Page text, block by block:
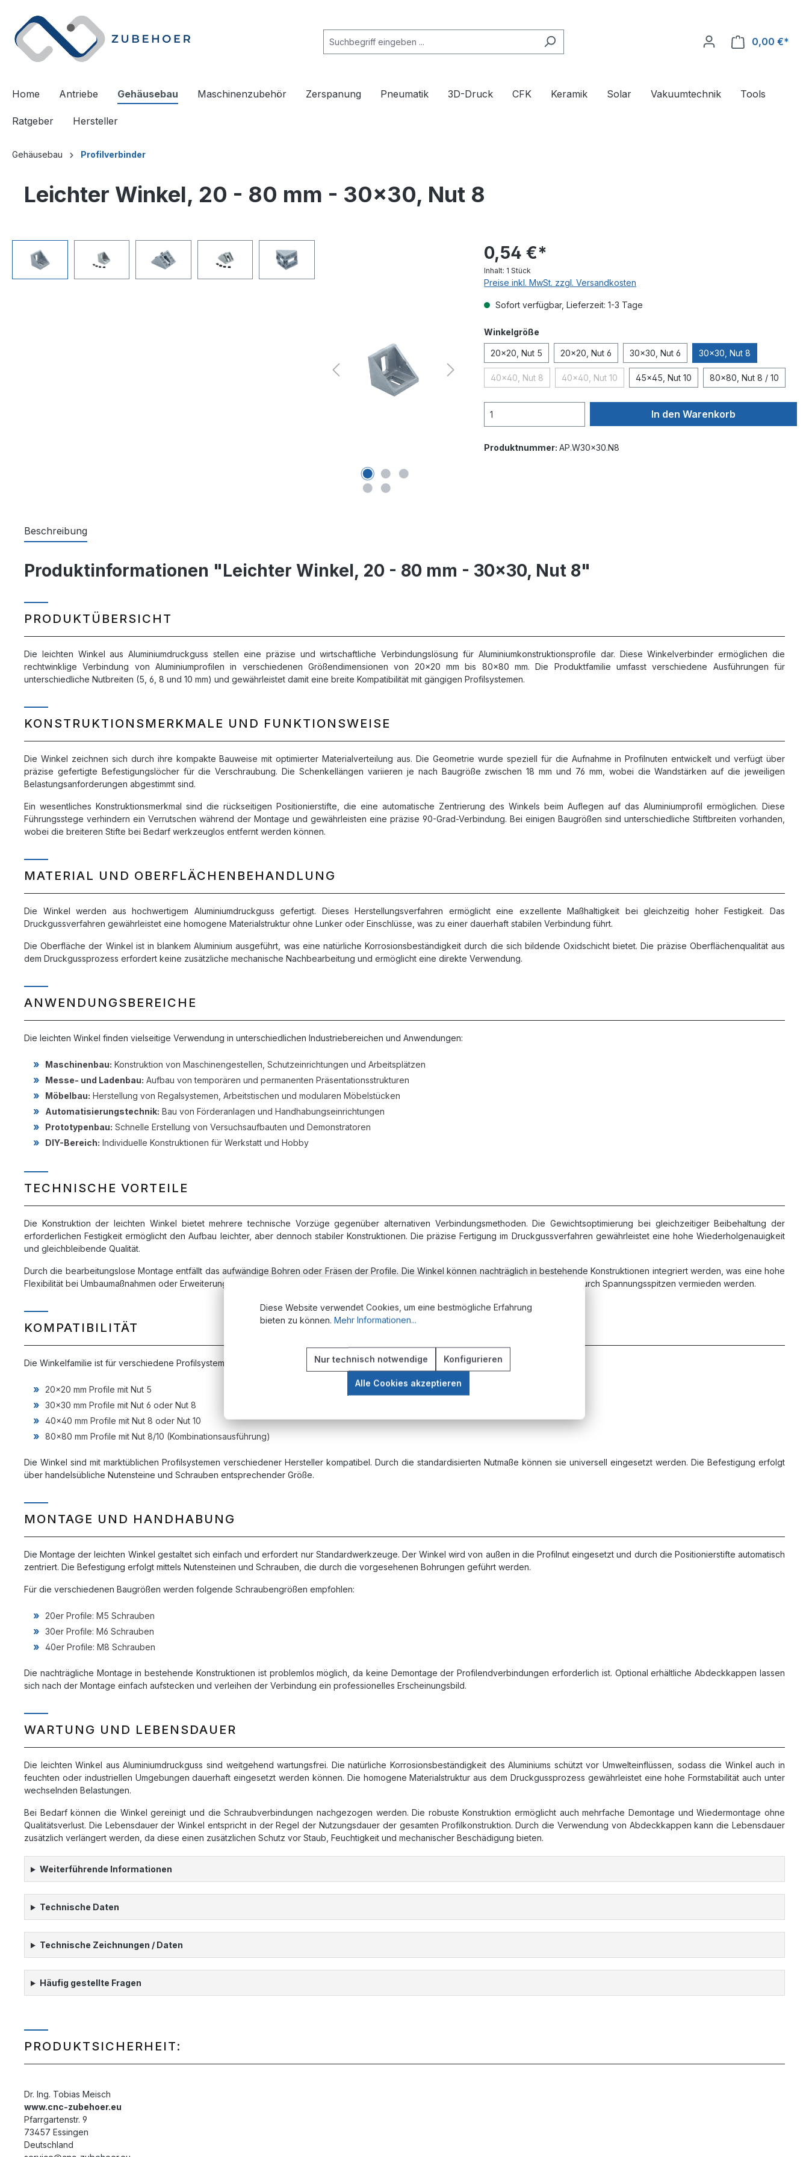
0,00 €*
Home Antriebe Gehäusebau Maschinenzubehör Zerspanung Pneumatik 3D-Druck CFK Keramik Solar Vakuumtechnik Tools
Ratgeber Hersteller
Gehäusebau Profilverbinder
Leichter Winkel, 20 - 80 mm - 30x30, Nut 8
0,54 €*
Inhalt: 1 Stück
Preise inkl. MwSt. zzgl. Versandkosten
Sofort verfügbar, Lieferzeit: 1-3 Tage
Winkelgröße
20x20, Nut 5 20x20, Nut 6 30x30, Nut 6 30x30, Nut 8
40x40, Nut 8(Diese Option ist zurzeit nicht verfügbar.)
40x40, Nut 10(Diese Option ist zurzeit nicht verfügbar.)
45x45, Nut 10 80x80, Nut 8 / 10
In den Warenkorb
Produktnummer: AP.W30x30.N8
Beschreibung
Produktinformationen "Leichter Winkel, 20 - 80 mm - 30x30, Nut 8"
PRODUKTÜBERSICHT
Die leichten Winkel aus Aluminiumdruckguss stellen eine präzise und wirtschaftliche Verbindungslösung für Aluminiumkonstruktionsprofile dar. Diese Winkelverbinder ermöglichen die
rechtwinklige Verbindung von Aluminiumprofilen in verschiedenen Größendimensionen von 20x20 mm bis 80x80 mm. Die Produktfamilie umfasst verschiedene Ausführungen für
unterschiedliche Nutbreiten (5, 6, 8 und 10 mm) und gewährleistet damit eine breite Kompatibilität mit gängigen Profilsystemen.
KONSTRUKTIONSMERKMALE UND FUNKTIONSWEISE
Die Winkel zeichnen sich durch ihre kompakte Bauweise mit optimierter Materialverteilung aus. Die Geometrie wurde speziell für die Aufnahme in Profilnuten entwickelt und verfügt über
präzise gefertigte Befestigungslöcher für die Verschraubung. Die Schenkellängen variieren je nach Baugröße zwischen 18 mm und 76 mm, wobei die Wandstärken auf die jeweiligen
Belastungsanforderungen abgestimmt sind.
Ein wesentliches Konstruktionsmerkmal sind die rückseitigen Positionierstifte, die eine automatische Zentrierung des Winkels beim Auflegen auf das Aluminiumprofil ermöglichen. Diese
Führungsstege verhindern ein Verrutschen während der Montage und gewährleisten eine präzise 90-Grad-Verbindung. Bei einigen Baugrößen sind unterschiedliche Stiftbreiten vorhanden,
wobei die breiteren Stifte bei Bedarf werkzeuglos entfernt werden können.
MATERIAL UND OBERFLÄCHENBEHANDLUNG
Die Winkel werden aus hochwertigem Aluminiumdruckguss gefertigt. Dieses Herstellungsverfahren ermöglicht eine exzellente Maßhaltigkeit bei gleichzeitig hoher Festigkeit. Das
Druckgussverfahren gewährleistet eine homogene Materialstruktur ohne Lunker oder Einschlüsse, was zu einer dauerhaft stabilen Verbindung führt.
Die Oberfläche der Winkel ist in blankem Aluminium ausgeführt, was eine natürliche Korrosionsbeständigkeit durch die sich bildende Oxidschicht bietet. Die präzise Oberflächenqualität aus
dem Druckgussprozess erfordert keine zusätzliche mechanische Nachbearbeitung und ermöglicht eine direkte Verwendung.
ANWENDUNGSBEREICHE
Die leichten Winkel finden vielseitige Verwendung in unterschiedlichen Industriebereichen und Anwendungen:
Maschinenbau: Konstruktion von Maschinengestellen, Schutzeinrichtungen und Arbeitsplätzen
Messe- und Ladenbau: Aufbau von temporären und permanenten Präsentationsstrukturen
Möbelbau: Herstellung von Regalsystemen, Arbeitstischen und modularen Möbelstücken
Automatisierungstechnik: Bau von Förderanlagen und Handhabungseinrichtungen
Prototypenbau: Schnelle Erstellung von Versuchsaufbauten und Demonstratoren
DIY-Bereich: Individuelle Konstruktionen für Werkstatt und Hobby
TECHNISCHE VORTEILE
Die Konstruktion der leichten Winkel bietet mehrere technische Vorzüge gegenüber alternativen Verbindungsmethoden. Die Gewichtsoptimierung bei gleichzeitiger Beibehaltung der
erforderlichen Festigkeit ermöglicht den Aufbau leichter, aber dennoch stabiler Konstruktionen. Die präzise Fertigung im Druckgussverfahren gewährleistet eine hohe Wiederholgenauigkeit
und gleichbleibende Qualität.
Durch die bearbeitungslose Montage entfällt das aufwändige Bohren oder Fräsen der Profile. Die Winkel können nachträglich in bestehende Konstruktionen integriert werden, was eine hohe
Flexibilität bei Umbaumaßnahmen oder Erweiterungen bietet. Die Kraftübertragung erfolgt gleichmäßig über die gesamte Auflagefläche, wodurch Spannungsspitzen vermieden werden.
KOMPATIBILITÄT
Die Winkelfamilie ist für verschiedene Profilsysteme ausgelegt und deckt die gängigsten Nutbreiten ab:
20x20 mm Profile mit Nut 5
30x30 mm Profile mit Nut 6 oder Nut 8
40x40 mm Profile mit Nut 8 oder Nut 10
80x80 mm Profile mit Nut 8/10 (Kombinationsausführung)
Die Winkel sind mit marktüblichen Profilsystemen verschiedener Hersteller kompatibel. Durch die standardisierten Nutmaße können sie universell eingesetzt werden. Die Befestigung erfolgt
über handelsübliche Nutensteine und Schrauben entsprechender Größe.
MONTAGE UND HANDHABUNG
Die Montage der leichten Winkel gestaltet sich einfach und erfordert nur Standardwerkzeuge. Der Winkel wird von außen in die Profilnut eingesetzt und durch die Positionierstifte automatisch
zentriert. Die Befestigung erfolgt mittels Nutensteinen und Schrauben, die durch die vorgesehenen Bohrungen geführt werden.
Für die verschiedenen Baugrößen werden folgende Schraubengrößen empfohlen:
20er Profile: M5 Schrauben
30er Profile: M6 Schrauben
40er Profile: M8 Schrauben
Die nachträgliche Montage in bestehende Konstruktionen ist problemlos möglich, da keine Demontage der Profilendverbindungen erforderlich ist. Optional erhältliche Abdeckkappen lassen
sich nach der Montage einfach aufstecken und verleihen der Verbindung ein professionelles Erscheinungsbild.
WARTUNG UND LEBENSDAUER
Die leichten Winkel aus Aluminiumdruckguss sind weitgehend wartungsfrei. Die natürliche Korrosionsbeständigkeit des Aluminiums schützt vor Umwelteinflüssen, sodass die Winkel auch in
feuchten oder industriellen Umgebungen dauerhaft eingesetzt werden können. Die homogene Materialstruktur aus dem Druckgussprozess gewährleistet eine hohe Formstabilität auch unter
wechselnden Belastungen.
Bei Bedarf können die Winkel gereinigt und die Schraubverbindungen nachgezogen werden. Die robuste Konstruktion ermöglicht auch mehrfache Demontage und Wiedermontage ohne
Qualitätsverlust. Die Lebensdauer der Winkel entspricht in der Regel der Nutzungsdauer der gesamten Profilkonstruktion. Durch die Verwendung von Abdeckkappen kann die Lebensdauer
zusätzlich verlängert werden, da diese einen zusätzlichen Schutz vor Staub, Feuchtigkeit und mechanischer Beschädigung bieten.
Weiterführende Informationen
Technische Daten
Technische Zeichnungen / Daten
Häufig gestellte Fragen
PRODUKTSICHERHEIT:
Dr. Ing. Tobias Meisch
www.cnc-zubehoer.eu
Pfarrgartenstr. 9
73457 Essingen
Deutschland
Diese Website verwendet Cookies, um eine bestmögliche Erfahrung
bieten zu können. Mehr Informationen...
Nur technisch notwendige Konfigurieren
Alle Cookies akzeptieren